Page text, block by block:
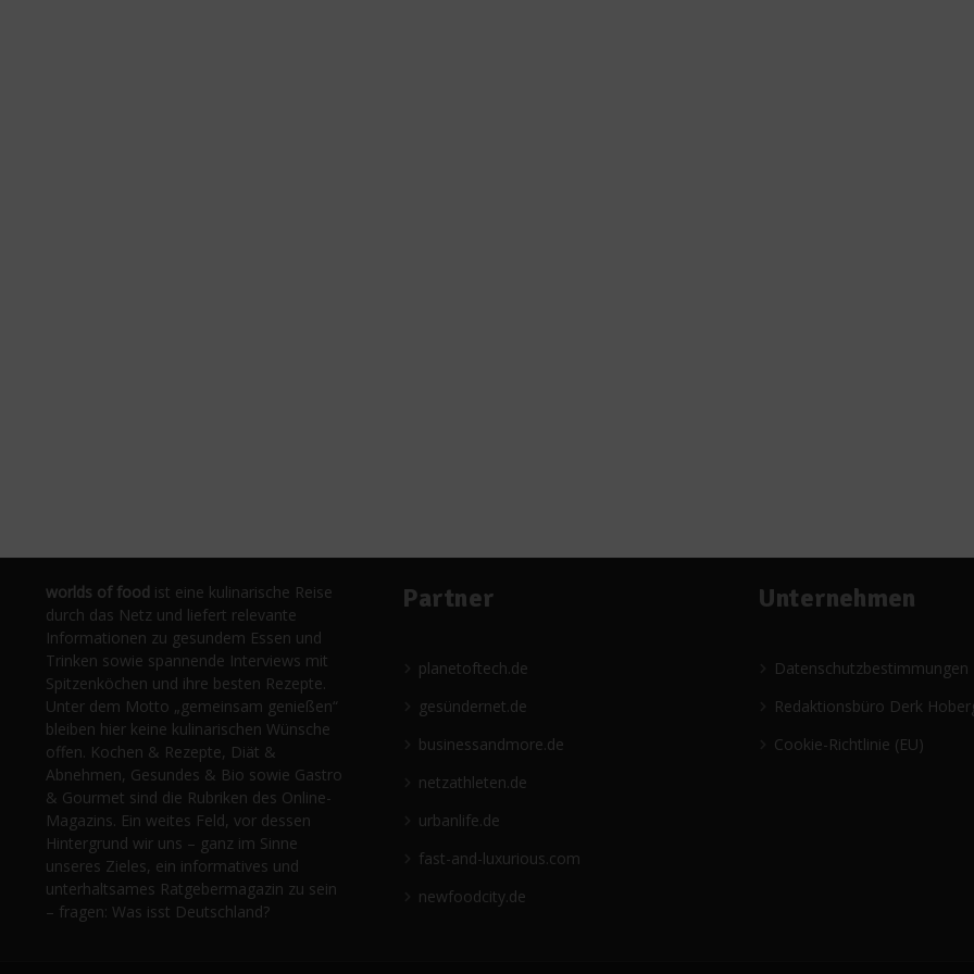
worlds of food ist eine kulinarische Reise
durch das Netz und liefert relevante
Informationen zu gesundem Essen und
Trinken sowie spannende Interviews mit
Spitzenköchen und ihre besten Rezepte.
Unter dem Motto „gemeinsam genießen“
bleiben hier keine kulinarischen Wünsche
offen. Kochen & Rezepte, Diät &
Abnehmen, Gesundes & Bio sowie Gastro
& Gourmet sind die Rubriken des Online-
Magazins. Ein weites Feld, vor dessen
Hintergrund wir uns – ganz im Sinne
unseres Zieles, ein informatives und
unterhaltsames Ratgebermagazin zu sein
– fragen: Was isst Deutschland?
Partner
planetoftech.de
gesündernet.de
businessandmore.de
netzathleten.de
urbanlife.de
fast-and-luxurious.com
newfoodcity.de
Unternehmen
Datenschutzbestimmungen
Redaktionsbüro Derk
Cookie-Richtlinie (EU)